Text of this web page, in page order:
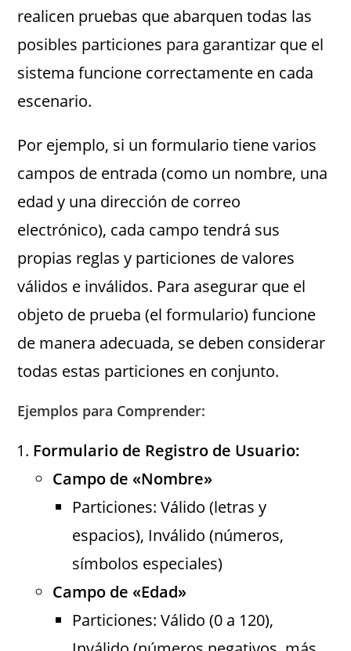
realicen pruebas que abarquen todas las
posibles particiones para garantizar que el
sistema funcione correctamente en cada
escenario.
Por ejemplo, si un formulario tiene varios
campos de entrada (como un nombre, una
edad y una dirección de correo
electrónico), cada campo tendrá sus
propias reglas y particiones de valores
válidos e inválidos. Para asegurar que el
objeto de prueba (el formulario) funcione
de manera adecuada, se deben considerar
todas estas particiones en conjunto.
Ejemplos para Comprender:
Formulario de Registro de Usuario:
Campo de «Nombre»
Particiones: Válido (letras y
espacios), Inválido (números,
símbolos especiales)
Campo de «Edad»
Particiones: Válido (0 a 120),